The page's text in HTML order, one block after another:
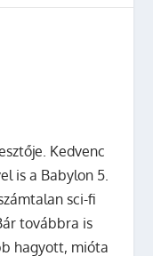
Kedvenc
is a Babylon 5.
sci-fi
továbbra is
hagyott, mióta